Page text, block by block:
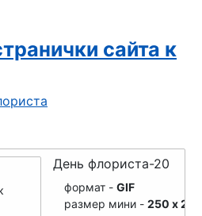
печати
сайта к
День флориста-20
формат - GIF
размер мини - 250 x 250